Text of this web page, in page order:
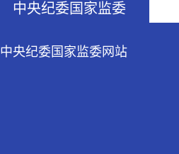
中央纪委国家监委
中央纪委国家监委网站